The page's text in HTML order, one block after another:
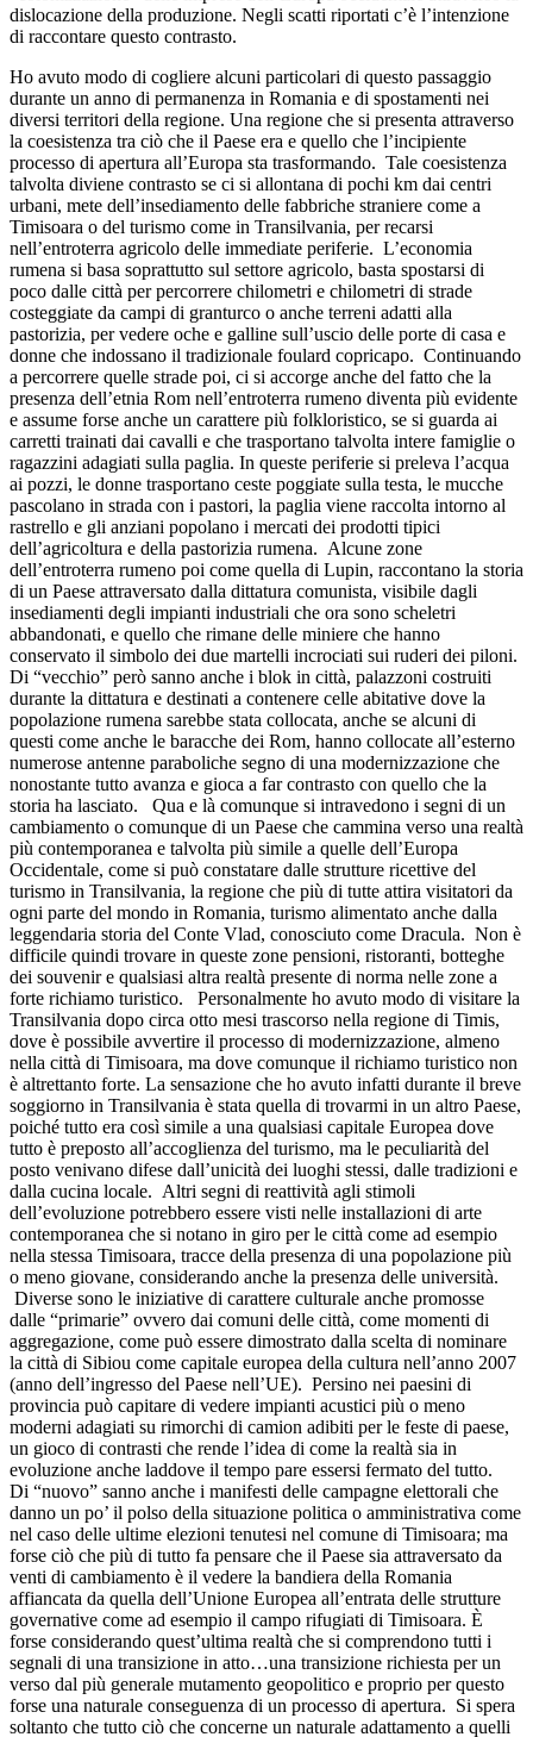
dislocazione della produzione. Negli scatti riportati c’è l’intenzione
di raccontare questo contrasto.
Ho avuto modo di cogliere alcuni particolari di questo passaggio
durante un anno di permanenza in Romania e di spostamenti nei
diversi territori della regione. Una regione che si presenta attraverso
la coesistenza tra ciò che il Paese era e quello che l’incipiente
processo di apertura all’Europa sta trasformando. Tale coesistenza
talvolta diviene contrasto se ci si allontana di pochi km dai centri
urbani, mete dell’insediamento delle fabbriche straniere come a
Timisoara o del turismo come in Transilvania, per recarsi
nell’entroterra agricolo delle immediate periferie. L’economia
rumena si basa soprattutto sul settore agricolo, basta spostarsi di
poco dalle città per percorrere chilometri e chilometri di strade
costeggiate da campi di granturco o anche terreni adatti alla
pastorizia, per vedere oche e galline sull’uscio delle porte di casa e
donne che indossano il tradizionale foulard copricapo. Continuando
a percorrere quelle strade poi, ci si accorge anche del fatto che la
presenza dell’etnia Rom nell’entroterra rumeno diventa più evidente
e assume forse anche un carattere più folkloristico, se si guarda ai
carretti trainati dai cavalli e che trasportano talvolta intere famiglie o
ragazzini adagiati sulla paglia. In queste periferie si preleva l’acqua
ai pozzi, le donne trasportano ceste poggiate sulla testa, le mucche
pascolano in strada con i pastori, la paglia viene raccolta intorno al
rastrello e gli anziani popolano i mercati dei prodotti tipici
dell’agricoltura e della pastorizia rumena. Alcune zone
dell’entroterra rumeno poi come quella di Lupin, raccontano la storia
di un Paese attraversato dalla dittatura comunista, visibile dagli
insediamenti degli impianti industriali che ora sono scheletri
abbandonati, e quello che rimane delle miniere che hanno
conservato il simbolo dei due martelli incrociati sui ruderi dei piloni.
Di “vecchio” però sanno anche i blok in città, palazzoni costruiti
durante la dittatura e destinati a contenere celle abitative dove la
popolazione rumena sarebbe stata collocata, anche se alcuni di
questi come anche le baracche dei Rom, hanno collocate all’esterno
numerose antenne paraboliche segno di una modernizzazione che
nonostante tutto avanza e gioca a far contrasto con quello che la
storia ha lasciato. Qua e là comunque si intravedono i segni di un
cambiamento o comunque di un Paese che cammina verso una realtà
più contemporanea e talvolta più simile a quelle dell’Europa
Occidentale, come si può constatare dalle strutture ricettive del
turismo in Transilvania, la regione che più di tutte attira visitatori da
ogni parte del mondo in Romania, turismo alimentato anche dalla
leggendaria storia del Conte Vlad, conosciuto come Dracula. Non è
difficile quindi trovare in queste zone pensioni, ristoranti, botteghe
dei souvenir e qualsiasi altra realtà presente di norma nelle zone a
forte richiamo turistico. Personalmente ho avuto modo di visitare la
Transilvania dopo circa otto mesi trascorso nella regione di Timis,
dove è possibile avvertire il processo di modernizzazione, almeno
nella città di Timisoara, ma dove comunque il richiamo turistico non
è altrettanto forte. La sensazione che ho avuto infatti durante il breve
soggiorno in Transilvania è stata quella di trovarmi in un altro Paese,
poiché tutto era così simile a una qualsiasi capitale Europea dove
tutto è preposto all’accoglienza del turismo, ma le peculiarità del
posto venivano difese dall’unicità dei luoghi stessi, dalle tradizioni e
dalla cucina locale. Altri segni di reattività agli stimoli
dell’evoluzione potrebbero essere visti nelle installazioni di arte
contemporanea che si notano in giro per le città come ad esempio
nella stessa Timisoara, tracce della presenza di una popolazione più
o meno giovane, considerando anche la presenza delle università.
Diverse sono le iniziative di carattere culturale anche promosse
dalle “primarie” ovvero dai comuni delle città, come momenti di
aggregazione, come può essere dimostrato dalla scelta di nominare
la città di Sibiou come capitale europea della cultura nell’anno 2007
(anno dell’ingresso del Paese nell’UE). Persino nei paesini di
provincia può capitare di vedere impianti acustici più o meno
moderni adagiati su rimorchi di camion adibiti per le feste di paese,
un gioco di contrasti che rende l’idea di come la realtà sia in
evoluzione anche laddove il tempo pare essersi fermato del tutto.
Di “nuovo” sanno anche i manifesti delle campagne elettorali che
danno un po’ il polso della situazione politica o amministrativa come
nel caso delle ultime elezioni tenutesi nel comune di Timisoara; ma
forse ciò che più di tutto fa pensare che il Paese sia attraversato da
venti di cambiamento è il vedere la bandiera della Romania
affiancata da quella dell’Unione Europea all’entrata delle strutture
governative come ad esempio il campo rifugiati di Timisoara. È
forse considerando quest’ultima realtà che si comprendono tutti i
segnali di una transizione in atto…una transizione richiesta per un
verso dal più generale mutamento geopolitico e proprio per questo
forse una naturale conseguenza di un processo di apertura. Si spera
soltanto che tutto ciò che concerne un naturale adattamento a quelli